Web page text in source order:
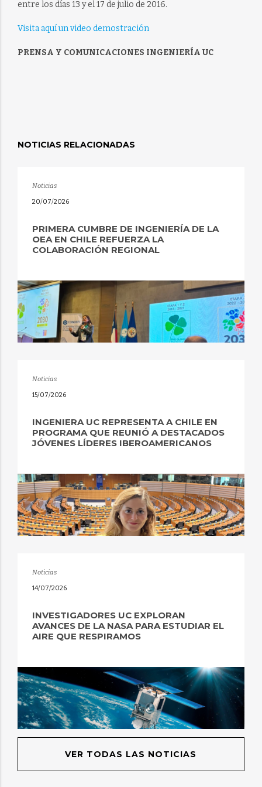
entre los días 13 y el 17 de julio de 2016.
Visita aquí un video demostración
PRENSA Y COMUNICACIONES INGENIERÍA UC
NOTICIAS RELACIONADAS
Noticias
20/07/2026
PRIMERA CUMBRE DE INGENIERÍA DE LA
OEA EN CHILE REFUERZA LA
COLABORACIÓN REGIONAL
Noticias
15/07/2026
INGENIERA UC REPRESENTA A CHILE EN
PROGRAMA QUE REUNIÓ A DESTACADOS
JÓVENES LÍDERES IBEROAMERICANOS
Noticias
14/07/2026
INVESTIGADORES UC EXPLORAN
AVANCES DE LA NASA PARA ESTUDIAR EL
AIRE QUE RESPIRAMOS
VER TODAS LAS NOTICIAS